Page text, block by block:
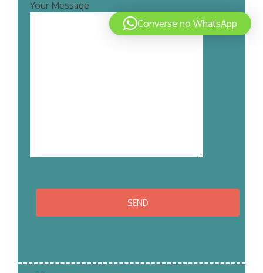
Your Message
Converse no WhatsApp